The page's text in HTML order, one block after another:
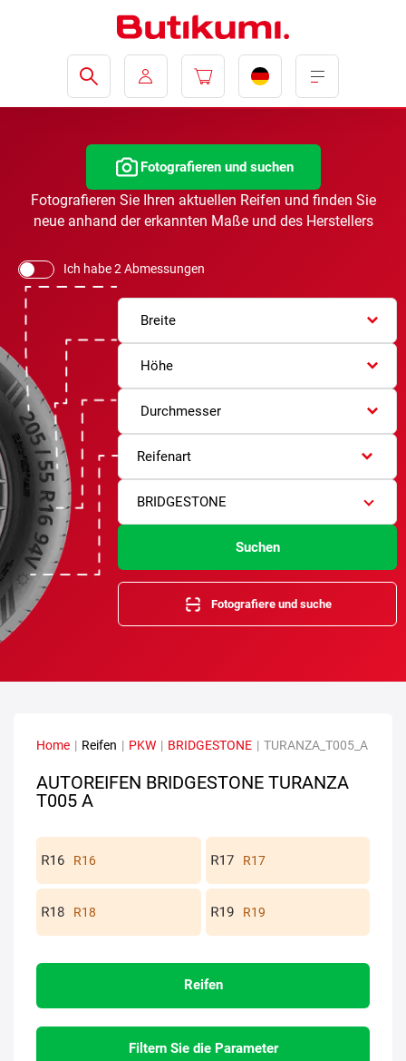
Fotografieren und suchen
Fotografieren Sie Ihren aktuellen Reifen und finden Sie
neue anhand der erkannten Maße und des Herstellers
Ich habe 2 Abmessungen
Breite
Höhe
Durchmesser
Reifenart
BRIDGESTONE
Suchen
Fotografiere und suche
Home | Reifen | PKW | BRIDGESTONE | TURANZA_T005_A
AUTOREIFEN BRIDGESTONE TURANZA
T005 A
R16 R17
R18 R19
Reifen
Filtern Sie die Parameter